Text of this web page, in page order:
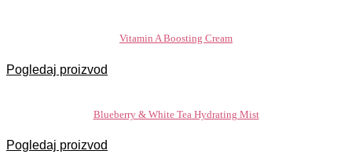
Vitamin A Boosting Cream
Pogledaj proizvod
Blueberry & White Tea Hydrating Mist
Pogledaj proizvod